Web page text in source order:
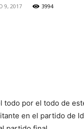
9, 2017 3994
todo por el todo de
en el partido de